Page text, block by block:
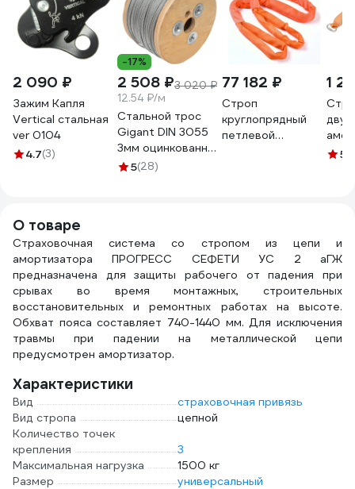
2 090 ₽
Зажим Капля
Vertical стальная
ver 0104
4.7(3)
-17%
2 508 ₽3 020 ₽
12.54 ₽/м
Стальной трос
Gigant DIN 3055
3мм оцинкованный
200м GSC-007
5(28)
77 182 ₽
Строп
круглопрядный
петлевой
1
аАд
5
О товаре
Страховочная система со стропом из цепи и
амортизатора ПРОГРЕСС СЕФЕТИ УС 2 аГЖ
предназначена для защиты рабочего от падения при
срывах во время монтажных, строительных
восстановительных и ремонтных работах на высоте.
Обхват пояса составляет 740-1440 мм. Для исключения
травмы при падении на металлической цепи
предусмотрен амортизатор.
Характеристики
Вид
страховочная привязь
Вид стропа
цепной
Количество точек
крепления
3
Максимальная нагрузка
1500 кг
Размер
универсальный